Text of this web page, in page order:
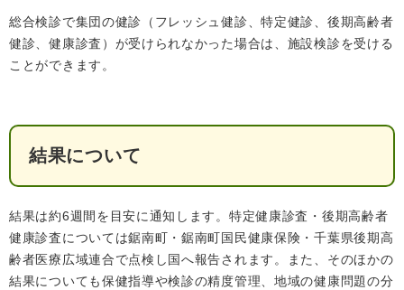
総合検診で集団の健診（フレッシュ健診、特定健診、後期高齢者
健診、健康診査）が受けられなかった場合は、施設検診を受ける
ことができます。
結果について
結果は約6週間を目安に通知します。特定健康診査・後期高齢者
健康診査については鋸南町・鋸南町国民健康保険・千葉県後期高
齢者医療広域連合で点検し国へ報告されます。また、そのほかの
結果についても保健指導や検診の精度管理、地域の健康問題の分